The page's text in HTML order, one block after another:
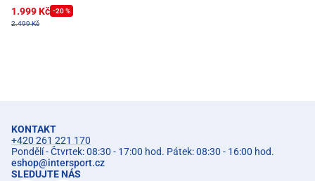
1.999 Kč -20 %
2.499 Kč
KONTAKT
+420 261 221 170
Pondělí - Čtvrtek: 08:30 - 17:00 hod. Pátek: 08:30 - 16:00 hod.
eshop@intersport.cz
SLEDUJTE NÁS